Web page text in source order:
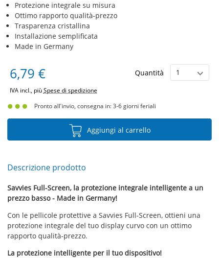
Protezione integrale su misura
Ottimo rapporto qualità-prezzo
Trasparenza cristallina
Installazione semplificata
Made in Germany
6,79 € Quantità
IVA incl., piùSpese di spedizione
Pronto all'invio, consegna in: 3-6 giorni feriali
Aggiungi al carrello
Descrizione prodotto
Savvies Full-Screen, la protezione integrale intelligente a un
prezzo basso - Made in Germany!
Con le pellicole protettive a Savvies Full-Screen, ottieni una
protezione integrale del tuo display curvo con un ottimo
rapporto qualità-prezzo.
La protezione intelligente per il tuo dispositivo!